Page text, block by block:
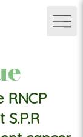
RNCP